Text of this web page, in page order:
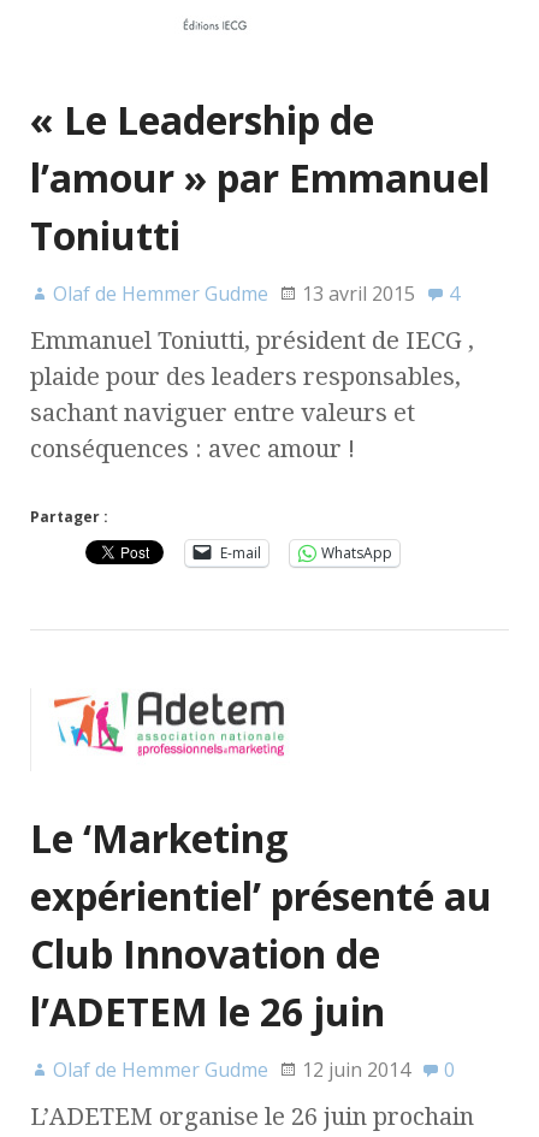
« Le Leadership de
l’amour » par Emmanuel
Toniutti
Olaf de Hemmer Gudme 13 avril 2015 4
Emmanuel Toniutti, président de IECG ,
plaide pour des leaders responsables,
sachant naviguer entre valeurs et
conséquences : avec amour !
Partager :
E-mail
WhatsApp
Le ‘Marketing
expérientiel’ présenté au
Club Innovation de
l’ADETEM le 26 juin
Olaf de Hemmer Gudme 12 juin 2014 0
L’ADETEM organise le 26 juin prochain